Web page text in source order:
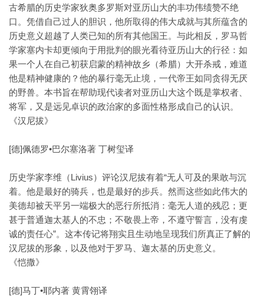
古希腊的历史学家狄奥多罗斯对亚历山大的丰功伟绩赞不绝
口。凭借自己过人的胆识，他所取得的伟大成就与其所蕴含的
历史意义超越了人类已知的所有其他国王。与此相反，罗马哲
学家塞内卡却更倾向于用批判的眼光看待亚历山大的行径：如
果一个人在自己初获启蒙的精神故乡（希腊）大开杀戒，难道
他是精神健康的？他的暴行毫无止境，一代帝王如同贪得无厌
的野兽。本书旨在帮助现代读者对亚历山大这个既是掌权者、
将军，又是远见卓识的政治家的多面性格形成自己的认识。
《汉尼拔》
[德]佩德罗•巴尔塞洛著 丁树玺译
历史学家李维（Livius）评论汉尼拔有着“无人可及的果敢与沉
着。他是最好的骑兵，也是最好的步兵。然而这些如此伟大的
美德却被天平另一端极大的恶行所抵消：毫无人道的残忍；更
甚于普通迦太基人的不忠；不敬畏上帝，不遵守誓言，没有虔
诚的责任心”。这本传记将翔实且生动地呈现我们所真正了解的
汉尼拔的形象，以及他对于罗马、迦太基的历史意义。
《恺撒》
[德]马丁•耶内著 黄霄翎译